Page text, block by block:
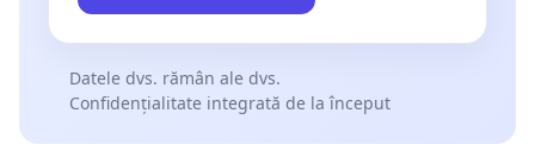
Datele dvs. rămân ale dvs.
Confidențialitate integrată de la început